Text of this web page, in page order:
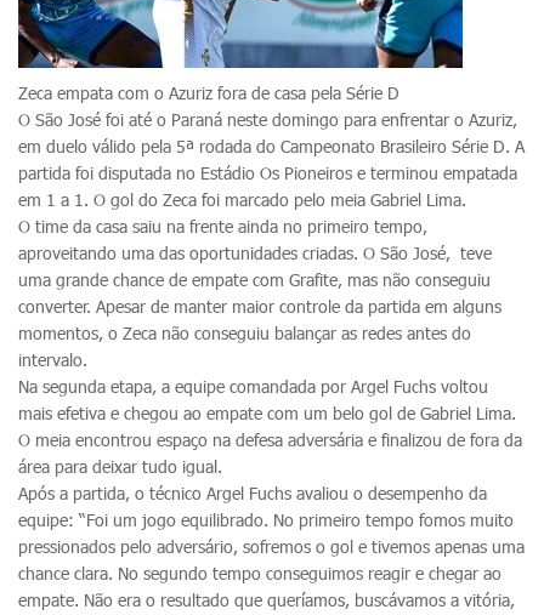
Zeca empata com o Azuriz fora de casa pela Série D
O São José foi até o Paraná neste domingo para enfrentar o Azuriz,
em duelo válido pela 5ª rodada do Campeonato Brasileiro Série D. A
partida foi disputada no Estádio Os Pioneiros e terminou empatada
em 1 a 1. O gol do Zeca foi marcado pelo meia Gabriel Lima.
O time da casa saiu na frente ainda no primeiro tempo,
aproveitando uma das oportunidades criadas. O São José, teve
uma grande chance de empate com Grafite, mas não conseguiu
converter. Apesar de manter maior controle da partida em alguns
momentos, o Zeca não conseguiu balançar as redes antes do
intervalo.
Na segunda etapa, a equipe comandada por Argel Fuchs voltou
mais efetiva e chegou ao empate com um belo gol de Gabriel Lima.
O meia encontrou espaço na defesa adversária e finalizou de fora da
área para deixar tudo igual.
Após a partida, o técnico Argel Fuchs avaliou o desempenho da
equipe: “Foi um jogo equilibrado. No primeiro tempo fomos muito
pressionados pelo adversário, sofremos o gol e tivemos apenas uma
chance clara. No segundo tempo conseguimos reagir e chegar ao
empate. Não era o resultado que queríamos, buscávamos a vitória,